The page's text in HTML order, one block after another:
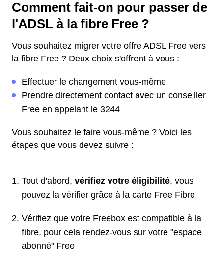
Comment fait-on pour passer de
l'ADSL à la fibre Free ?
Vous souhaitez migrer votre offre ADSL Free vers
la fibre Free ? Deux choix s'offrent à vous :
Effectuer le changement vous-même
Prendre directement contact avec un conseiller
Free en appelant le 3244
Vous souhaitez le faire vous-même ? Voici les
étapes que vous devez suivre :
Tout d'abord, vérifiez votre éligibilité, vous
pouvez la vérifier grâce à la carte Free Fibre
Vérifiez que votre Freebox est compatible à la
fibre, pour cela rendez-vous sur votre "espace
abonné" Free